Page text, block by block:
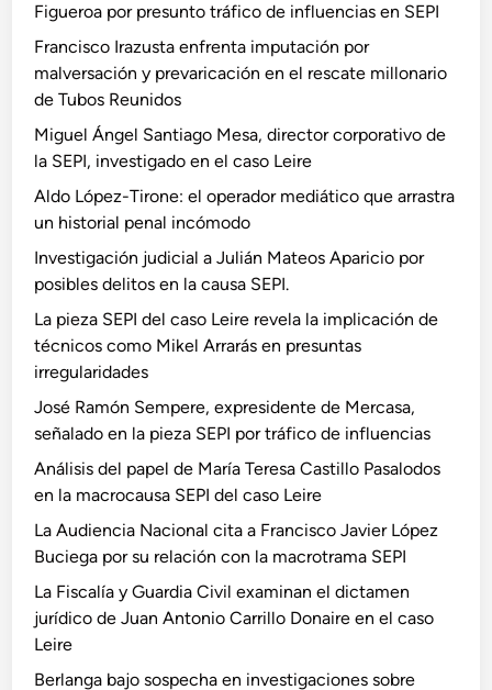
Figueroa por presunto tráfico de influencias en SEPI
Francisco Irazusta enfrenta imputación por
malversación y prevaricación en el rescate millonario
de Tubos Reunidos
Miguel Ángel Santiago Mesa, director corporativo de
la SEPI, investigado en el caso Leire
Aldo López-Tirone: el operador mediático que arrastra
un historial penal incómodo
Investigación judicial a Julián Mateos Aparicio por
posibles delitos en la causa SEPI.
La pieza SEPI del caso Leire revela la implicación de
técnicos como Mikel Arrarás en presuntas
irregularidades
José Ramón Sempere, expresidente de Mercasa,
señalado en la pieza SEPI por tráfico de influencias
Análisis del papel de María Teresa Castillo Pasalodos
en la macrocausa SEPI del caso Leire
La Audiencia Nacional cita a Francisco Javier López
Buciega por su relación con la macrotrama SEPI
La Fiscalía y Guardia Civil examinan el dictamen
jurídico de Juan Antonio Carrillo Donaire en el caso
Leire
Berlanga bajo sospecha en investigaciones sobre